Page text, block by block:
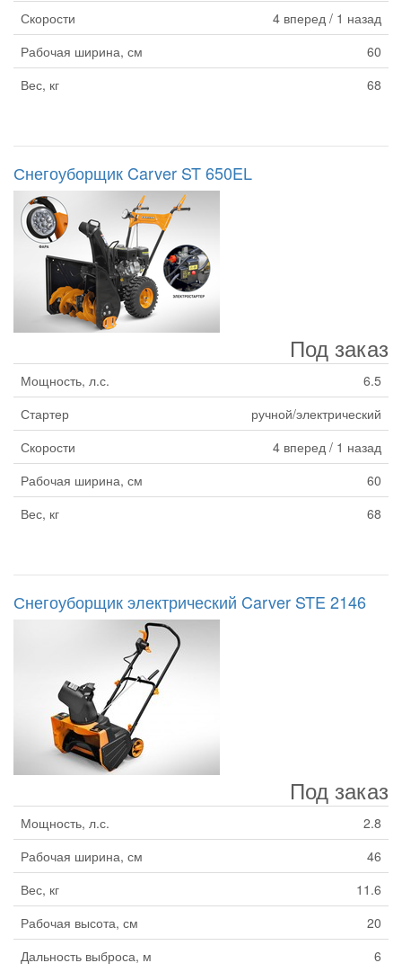
Скорости
4 вперед / 1 назад
Рабочая ширина, см
60
Вес, кг
68
Снегоуборщик Carver ST 650EL
Под заказ
Мощность, л.с.
6.5
Стартер
ручной/электрический
Скорости
4 вперед / 1 назад
Рабочая ширина, см
60
Вес, кг
68
Снегоуборщик электрический Carver STE 2146
Под заказ
Мощность, л.с.
2.8
Рабочая ширина, см
46
Вес, кг
11.6
Рабочая высота, см
20
Дальность выброса, м
6